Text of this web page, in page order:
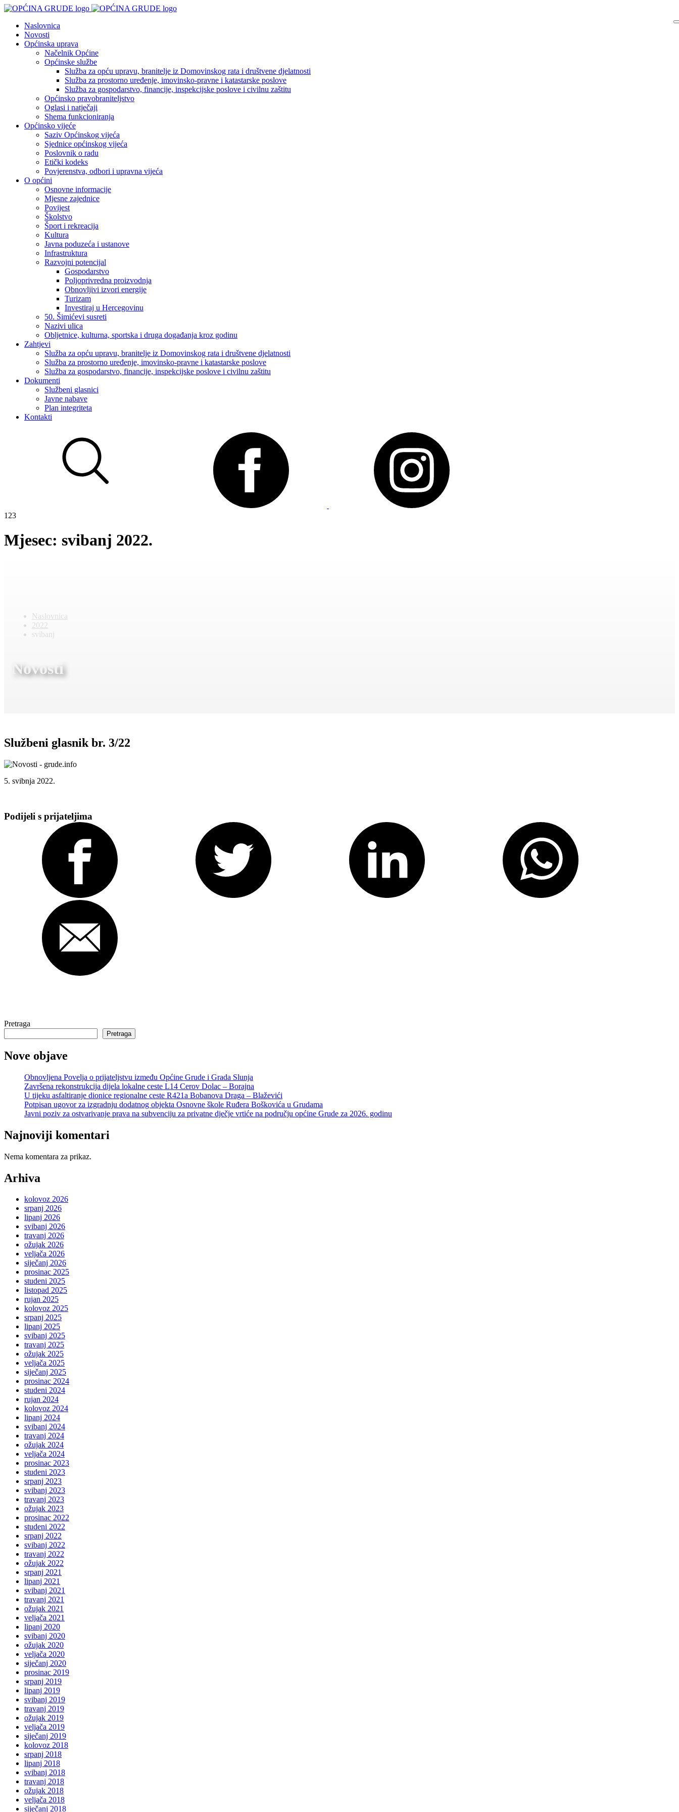
Naslovnica
Novosti
Općinska uprava
Načelnik Općine
Općinske službe
Služba za opću upravu, branitelje iz Domovinskog rata i društvene djelatnosti
Služba za prostorno uređenje, imovinsko-pravne i katastarske poslove
Služba za gospodarstvo, financije, inspekcijske poslove i civilnu zaštitu
Općinsko pravobraniteljstvo
Oglasi i natječaji
Shema funkcioniranja
Općinsko vijeće
Saziv Općinskog vijeća
Sjednice općinskog vijeća
Poslovnik o radu
Etički kodeks
Povjerenstva, odbori i upravna vijeća
O općini
Osnovne informacije
Mjesne zajednice
Povijest
Školstvo
Šport i rekreacija
Kultura
Javna poduzeća i ustanove
Infrastruktura
Razvojni potencijal
Gospodarstvo
Poljoprivredna proizvodnja
Obnovljivi izvori energije
Turizam
Investiraj u Hercegovinu
50. Šimićevi susreti
Nazivi ulica
Obljetnice, kulturna, sportska i druga događanja kroz godinu
Zahtjevi
Služba za opću upravu, branitelje iz Domovinskog rata i društvene djelatnosti
Služba za prostorno uređenje, imovinsko-pravne i katastarske poslove
Služba za gospodarstvo, financije, inspekcijske poslove i civilnu zaštitu
Dokumenti
Službeni glasnici
Javne nabave
Plan integriteta
Kontakti
123
Mjesec: svibanj 2022.
Naslovnica
2022
svibanj
Novosti
Službeni glasnik br. 3/22
5. svibnja 2022.
Podijeli s prijateljima
Pretraga
Pretraga
Nove objave
Obnovljena Povelja o prijateljstvu između Općine Grude i Grada Slunja
Završena rekonstrukcija dijela lokalne ceste L14 Cerov Dolac – Borajna
U tijeku asfaltiranje dionice regionalne ceste R421a Bobanova Draga – Blaževići
Potpisan ugovor za izgradnju dodatnog objekta Osnovne škole Ruđera Boškovića u Grudama
Javni poziv za ostvarivanje prava na subvenciju za privatne dječje vrtiće na području općine Grude za 2026. godinu
Najnoviji komentari
Nema komentara za prikaz.
Arhiva
kolovoz 2026
srpanj 2026
lipanj 2026
svibanj 2026
travanj 2026
ožujak 2026
veljača 2026
siječanj 2026
prosinac 2025
studeni 2025
listopad 2025
rujan 2025
kolovoz 2025
srpanj 2025
lipanj 2025
svibanj 2025
travanj 2025
ožujak 2025
veljača 2025
siječanj 2025
prosinac 2024
studeni 2024
rujan 2024
kolovoz 2024
lipanj 2024
svibanj 2024
travanj 2024
ožujak 2024
veljača 2024
prosinac 2023
studeni 2023
srpanj 2023
svibanj 2023
travanj 2023
ožujak 2023
prosinac 2022
studeni 2022
srpanj 2022
svibanj 2022
travanj 2022
ožujak 2022
srpanj 2021
lipanj 2021
svibanj 2021
travanj 2021
ožujak 2021
veljača 2021
lipanj 2020
svibanj 2020
ožujak 2020
veljača 2020
siječanj 2020
prosinac 2019
srpanj 2019
lipanj 2019
svibanj 2019
travanj 2019
ožujak 2019
veljača 2019
siječanj 2019
kolovoz 2018
srpanj 2018
lipanj 2018
svibanj 2018
travanj 2018
ožujak 2018
veljača 2018
siječanj 2018